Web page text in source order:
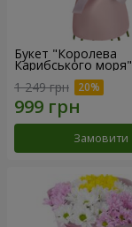
Букет "Королева
Карибського моря"
1 249 грн
Замовити